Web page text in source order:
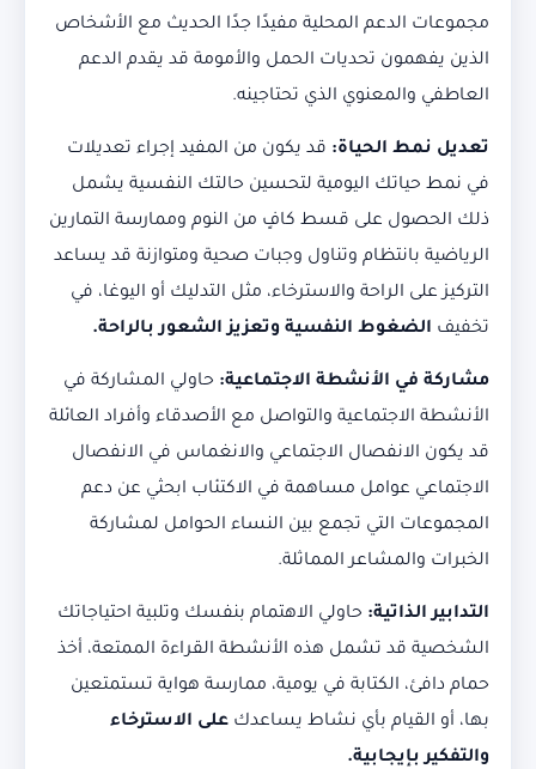
مجموعات الدعم المحلية مفيدًا جدًا الحديث مع الأشخاص
الذين يفهمون تحديات الحمل والأمومة قد يقدم الدعم
العاطفي والمعنوي الذي تحتاجينه.
تعديل نمط الحياة: قد يكون من المفيد إجراء تعديلات
في نمط حياتك اليومية لتحسين حالتك النفسية يشمل
ذلك الحصول على قسط كافٍ من النوم وممارسة التمارين
الرياضية بانتظام وتناول وجبات صحية ومتوازنة قد يساعد
التركيز على الراحة والاسترخاء، مثل التدليك أو اليوغا، في
تخفيف الضغوط النفسية وتعزيز الشعور بالراحة.
مشاركة في الأنشطة الاجتماعية: حاولي المشاركة في
الأنشطة الاجتماعية والتواصل مع الأصدقاء وأفراد العائلة
قد يكون الانفصال الاجتماعي والانغماس في الانفصال
الاجتماعي عوامل مساهمة في الاكتئاب ابحثي عن دعم
المجموعات التي تجمع بين النساء الحوامل لمشاركة
الخبرات والمشاعر المماثلة.
التدابير الذاتية: حاولي الاهتمام بنفسك وتلبية احتياجاتك
الشخصية قد تشمل هذه الأنشطة القراءة الممتعة، أخذ
حمام دافئ، الكتابة في يومية، ممارسة هواية تستمتعين
بها، أو القيام بأي نشاط يساعدك على الاسترخاء
والتفكير بإيجابية.